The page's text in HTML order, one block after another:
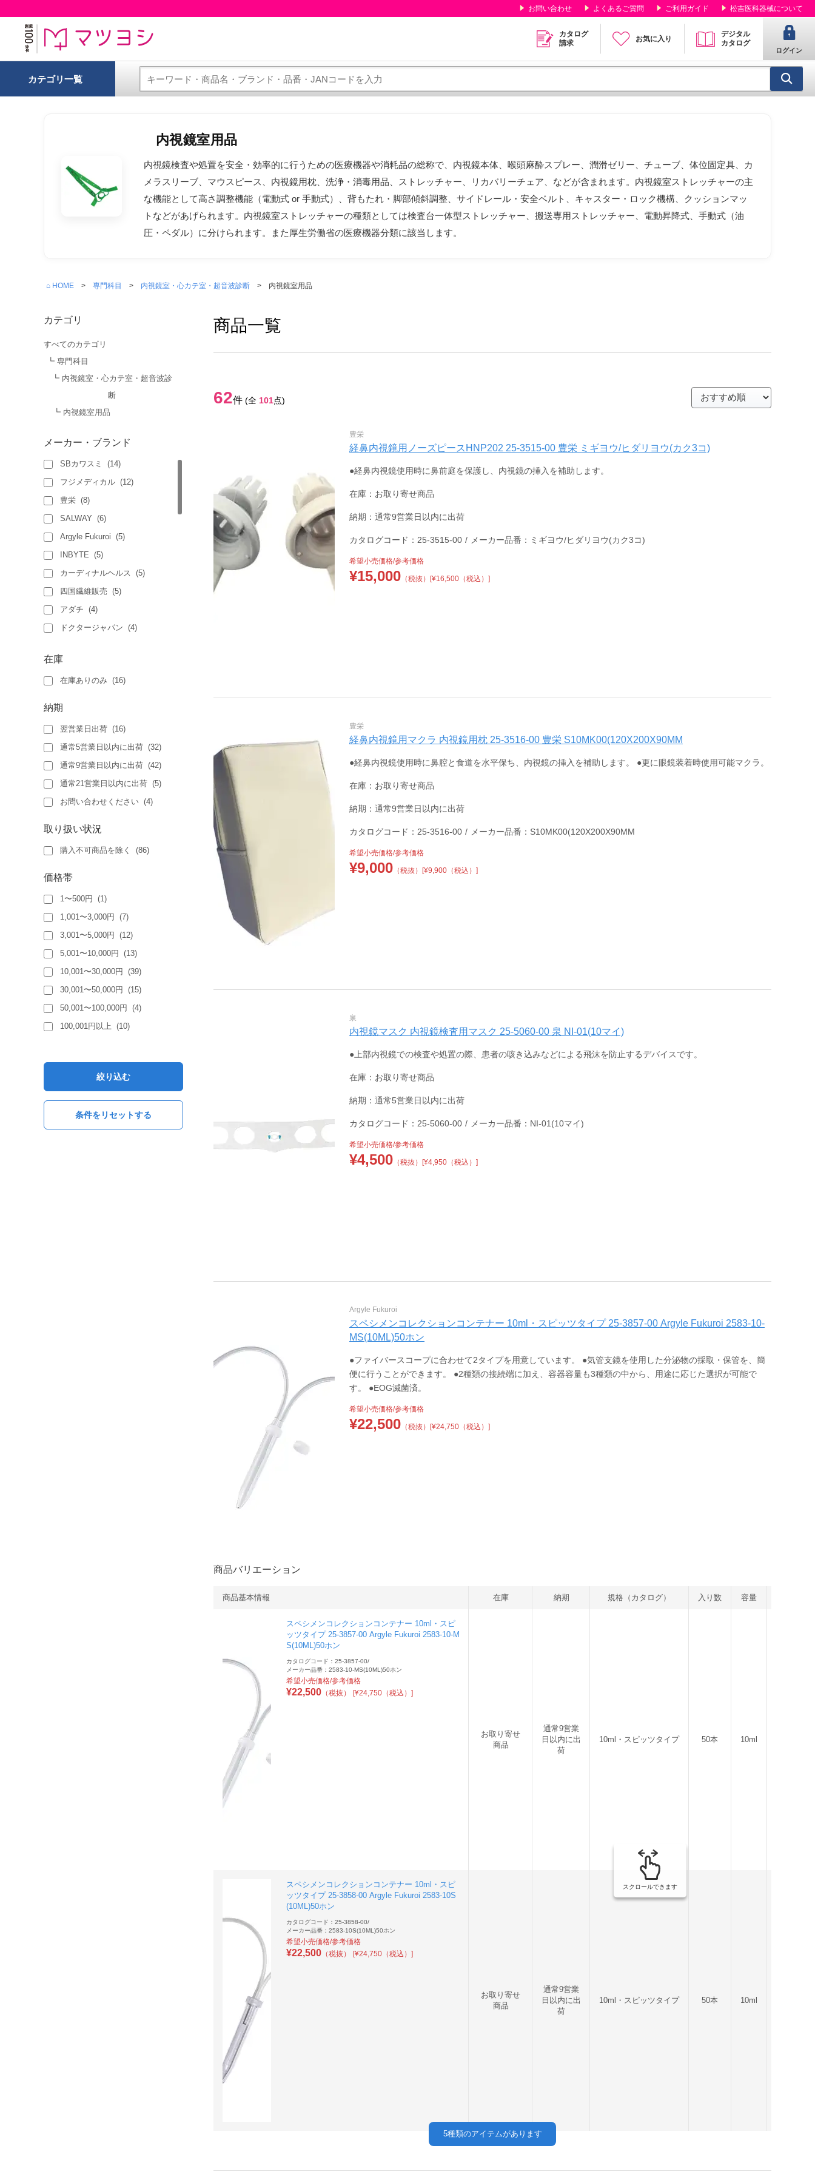
お問い合わせ よくあるご質問 ご利用ガイド 松吉医科器械について
カタログ
請求
お気に入り
デジタル
カタログ
ログイン
カテゴリ一覧
内視鏡室用品
内視鏡検査や処置を安全・効率的に行うための医療機器や消耗品の総称で、内視鏡本体、喉頭麻酔スプレー、潤滑ゼリー、チューブ、体位固定具、カ
メラスリーブ、マウスピース、内視鏡用枕、洗浄・消毒用品、ストレッチャー、リカバリーチェア、などが含まれます。内視鏡室ストレッチャーの主
な機能として高さ調整機能（電動式 or 手動式）、背もたれ・脚部傾斜調整、サイドレール・安全ベルト、キャスター・ロック機構、クッションマッ
トなどがあげられます。内視鏡室ストレッチャーの種類としては検査台一体型ストレッチャー、搬送専用ストレッチャー、電動昇降式、手動式（油
圧・ペダル）に分けられます。また厚生労働省の医療機器分類に該当します。
⌂ HOME 専門科目 内視鏡室・心カテ室・超音波診断 内視鏡室用品
商品一覧
62件 (全 101点)
豊栄
経鼻内視鏡用ノーズピースHNP202 25-3515-00 豊栄 ミギヨウ/ヒダリヨウ(カク3コ)
●経鼻内視鏡使用時に鼻前庭を保護し、内視鏡の挿入を補助します。
在庫：お取り寄せ商品
納期：通常9営業日以内に出荷
カタログコード：25-3515-00 / メーカー品番：ミギヨウ/ヒダリヨウ(カク3コ)
希望小売価格/参考価格
¥15,000 （税抜） [¥16,500（税込）]
豊栄
経鼻内視鏡用マクラ 内視鏡用枕 25-3516-00 豊栄 S10MK00(120X200X90MM
●経鼻内視鏡使用時に鼻腔と食道を水平保ち、内視鏡の挿入を補助します。 ●更に眼鏡装着時使用可能マクラ。
在庫：お取り寄せ商品
納期：通常9営業日以内に出荷
カタログコード：25-3516-00 / メーカー品番：S10MK00(120X200X90MM
希望小売価格/参考価格
¥9,000 （税抜） [¥9,900（税込）]
泉
内視鏡マスク 内視鏡検査用マスク 25-5060-00 泉 NI-01(10マイ)
●上部内視鏡での検査や処置の際、患者の咳き込みなどによる飛沫を防止するデバイスです。
在庫：お取り寄せ商品
納期：通常5営業日以内に出荷
カタログコード：25-5060-00 / メーカー品番：NI-01(10マイ)
希望小売価格/参考価格
¥4,500 （税抜） [¥4,950（税込）]
Argyle Fukuroi
スペシメンコレクションコンテナー 10ml・スピッツタイプ 25-3857-00 Argyle Fukuroi 2583-10-
MS(10ML)50ホン
●ファイバースコープに合わせて2タイプを用意しています。 ●気管支鏡を使用した分泌物の採取・保管を、簡
便に行うことができます。 ●2種類の接続端に加え、容器容量も3種類の中から、用途に応じた選択が可能で
す。 ●EOG滅菌済。
希望小売価格/参考価格
¥22,500 （税抜） [¥24,750（税込）]
商品バリエーション
商品基本情報 在庫 納期 規格（カタログ） 入り数 容量
スペシメンコレクションコンテナー 10ml・スピ
ッツタイプ 25-3857-00 Argyle Fukuroi 2583-10-M
S(10ML)50ホン
カタログコード：25-3857-00/
メーカー品番：2583-10-MS(10ML)50ホン
希望小売価格/参考価格
¥22,500 （税抜） [¥24,750（税込）]
お取り寄せ
商品
通常9営業
日以内に出
荷
10ml・スピッツタイプ 50本 10ml
スペシメンコレクションコンテナー 10ml・スピ
ッツタイプ 25-3858-00 Argyle Fukuroi 2583-10S
(10ML)50ホン
カタログコード：25-3858-00/
メーカー品番：2583-10S(10ML)50ホン
希望小売価格/参考価格
¥22,500 （税抜） [¥24,750（税込）]
お取り寄せ
商品
通常9営業
日以内に出
荷
10ml・スピッツタイプ 50本 10ml
スクロールできます
5種類のアイテムがあります
カテゴリ
すべてのカテゴリ
┗ 専門科目
┗ 内視鏡室・心カテ室・超音波診
断
┗ 内視鏡室用品
メーカー・ブランド
SBカワスミ (14)
フジメディカル (12)
豊栄 (8)
SALWAY (6)
Argyle Fukuroi (5)
INBYTE (5)
カーディナルヘルス (5)
四国繊維販売 (5)
アダチ (4)
ドクタージャパン (4)
トライテラス
小津産業
(3)
COMF (1)
In Dash (1)
エンド・リーダー
ジープラン (
ドクタービュー
(1)
ニチバン (1)
大和製作所 (1)
杉研商事 (1)
泉 (1)
町田製作所 (1)
在庫
在庫ありのみ (16)
納期
翌営業日出荷 (16)
通常5営業日以内に出荷 (32)
通常9営業日以内に出荷 (42)
通常21営業日以内に出荷 (5)
お問い合わせください (4)
取り扱い状況
購入不可商品を除く (86)
価格帯
1〜500円 (1)
1,001〜3,000円
(7)
3,001〜5,000円
(12)
5,001〜10,000円
(13)
10,001〜30,000円
(39)
30,001〜50,000円
(15)
50,001〜100,000円
(4)
100,001円以上 (10)
絞り込む
条件をリセットする